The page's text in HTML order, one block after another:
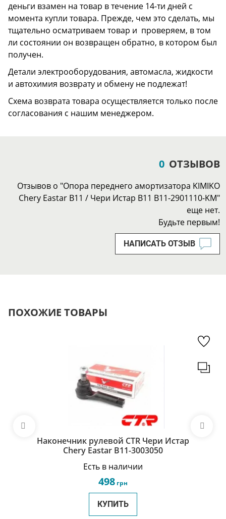
деньги взамен на товар в течение 14-ти дней с
момента купли товара. Прежде, чем это сделать, мы
тщательно осматриваем товар и проверяем, в том
ли состоянии он возвращен обратно, в котором был
получен.
Детали электрооборудования, автомасла, жидкости
и автохимия возврату и обмену не подлежат!
Схема возврата товара осуществляется только после
согласования с нашим менеджером.
0 ОТЗЫВОВ
Отзывов о "Опора переднего амортизатора KIMIKO
Chery Eastar B11 / Чери Истар B11 B11-2901110-KM"
еще нет.
Будьте первым!
НАПИСАТЬ ОТЗЫВ
ПОХОЖИЕ ТОВАРЫ
Наконечник рулевой CTR Чери Истар
Chery Eastar B11-3003050
Есть в наличии
498 грн
КУПИТЬ